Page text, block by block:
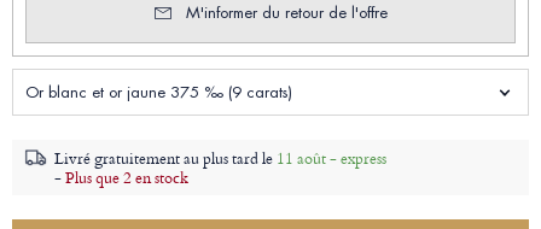
M'informer du retour de l'offre
Or blanc et or jaune 375 ‰ (9 carats)
Livré gratuitement au plus tard le 11 août - express
-Plus que 2 en stock